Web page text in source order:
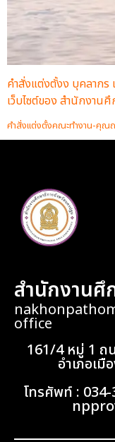
คำสั่งแต่งตั้งง บุคลากร
เว็บไซต์ของ สำนักงาน
คำสั่งแต่งตั้งคณะทำงาน-คุณถ
สำนักงานศึ
office
161/4 หมู่ 1 ถ
อำเภอเ
โทรศัพท์ :